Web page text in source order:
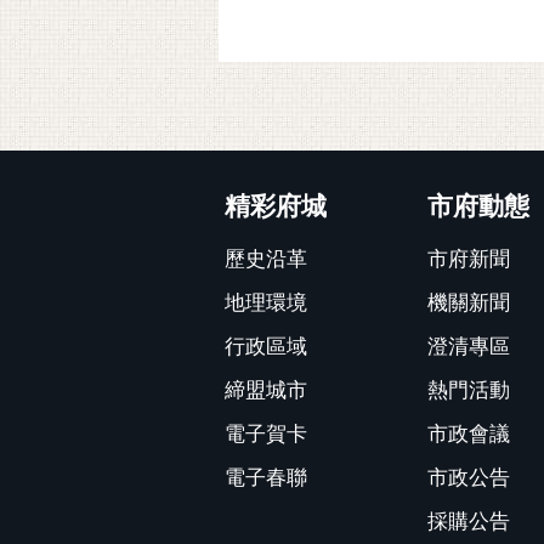
精彩府城
歷史沿革
地理環境
行政區域
締盟城市
電子賀卡
電子春聯
市府動態
市府新聞
機關新聞
澄清專區
熱門活動
市政會議
市政公告
採購公告